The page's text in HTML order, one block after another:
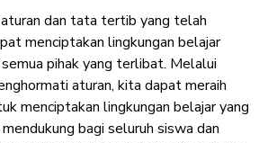
dan tata tertib yang telah
menciptakan lingkungan belajar
pihak yang terlibat. Melalui
aturan, kita dapat meraih
menciptakan lingkungan belajar yang
mendukung bagi seluruh siswa dan